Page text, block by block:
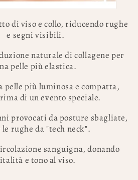
di viso e collo, riducendo rughe
e segni visibili.
naturale di collagene per
pelle più elastica.
pelle più luminosa e compatta,
di un evento speciale.
provocati da posture sbagliate,
le rughe da "tech neck".
sanguigna, donando
e tono al viso.